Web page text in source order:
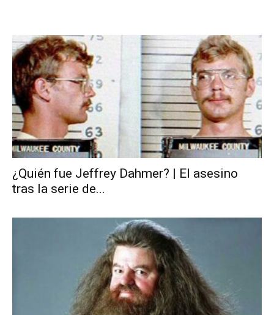
¿Quién fue Jeffrey Dahmer? | El asesino
tras la serie de...